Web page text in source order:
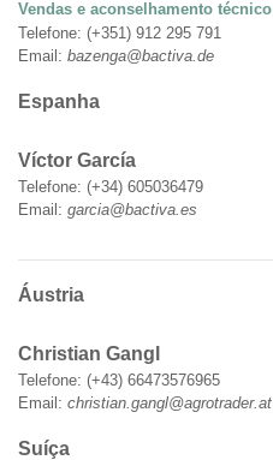
Vendas e aconselhamento técnico
Telefone: (+351) 912 295 791
Email: bazenga@bactiva.de
Espanha
Víctor García
Telefone: (+34) 605036479
Email: garcia@bactiva.es
Áustria
Christian Gangl
Telefone: (+43) 66473576965
Email: christian.gangl@agrotrader.at
Suíça